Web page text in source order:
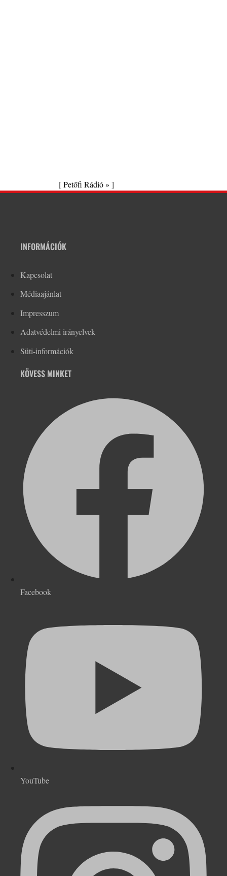
[Petőfi Rádió » ]
INFORMÁCIÓK
Kapcsolat
Médiaajánlat
Impresszum
Adatvédelmi irányelvek
Süti-információk
KÖVESS MINKET
Facebook
YouTube